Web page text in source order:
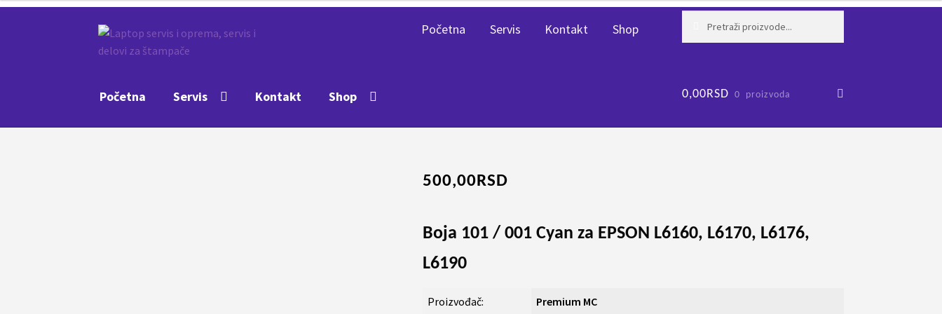
na
navigaciju
na
sadržaj
Početna Servis Kontakt Shop
Početna Servis Kontakt Shop 0,00RSD 0 proizvoda
500,00RSD
Boja 101 / 001 Cyan za EPSON L6160, L6170, L6176,
L6190
Proizvođač:
Premium MC